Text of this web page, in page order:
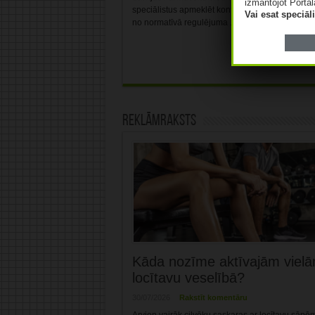
speciālistus apmeklēt konferenci “Aptieka
no normatīvā regulējuma ...
Reklāmraksts
Kāda nozīme aktīvajām
locītavu veselībā?
Rakstīt komentāru
izmantojot
Vai esat